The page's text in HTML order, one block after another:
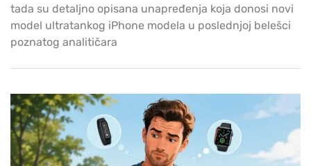
tada su detaljno opisana unapređenja koja donosi novi
model ultratankog iPhone modela u poslednjoj belešci
poznatog analitičara